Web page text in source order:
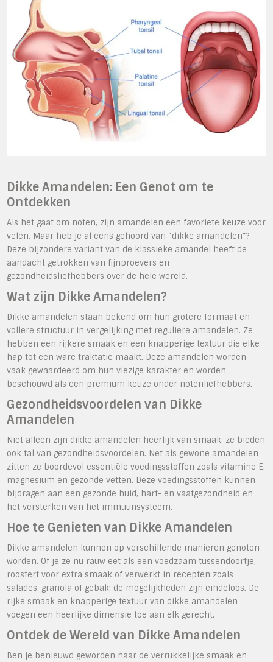
Dikke Amandelen: Een Genot om te
Ontdekken
Als het gaat om noten, zijn amandelen een favoriete keuze voor
velen. Maar heb je al eens gehoord van “dikke amandelen”?
Deze bijzondere variant van de klassieke amandel heeft de
aandacht getrokken van fijnproevers en
gezondheidsliefhebbers over de hele wereld.
Wat zijn Dikke Amandelen?
Dikke amandelen staan bekend om hun grotere formaat en
vollere structuur in vergelijking met reguliere amandelen. Ze
hebben een rijkere smaak en een knapperige textuur die elke
hap tot een ware traktatie maakt. Deze amandelen worden
vaak gewaardeerd om hun vlezige karakter en worden
beschouwd als een premium keuze onder notenliefhebbers.
Gezondheidsvoordelen van Dikke
Amandelen
Niet alleen zijn dikke amandelen heerlijk van smaak, ze bieden
ook tal van gezondheidsvoordelen. Net als gewone amandelen
zitten ze boordevol essentiële voedingsstoffen zoals vitamine E,
magnesium en gezonde vetten. Deze voedingsstoffen kunnen
bijdragen aan een gezonde huid, hart- en vaatgezondheid en
het versterken van het immuunsysteem.
Hoe te Genieten van Dikke Amandelen
Dikke amandelen kunnen op verschillende manieren genoten
worden. Of je ze nu rauw eet als een voedzaam tussendoortje,
roostert voor extra smaak of verwerkt in recepten zoals
salades, granola of gebak; de mogelijkheden zijn eindeloos. De
rijke smaak en knapperige textuur van dikke amandelen
voegen een heerlijke dimensie toe aan elk gerecht.
Ontdek de Wereld van Dikke Amandelen
Ben je benieuwd geworden naar de verrukkelijke smaak en